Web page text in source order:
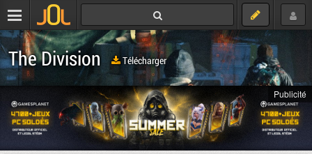
The Division Télécharger
Publicité